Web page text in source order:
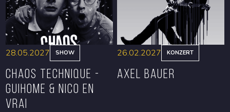
28.05.2027 SHOW
CHAOS TECHNIQUE -
GUIHOME & NICO EN
VRAI
26.02.2027 KONZERT
Axel Bauer